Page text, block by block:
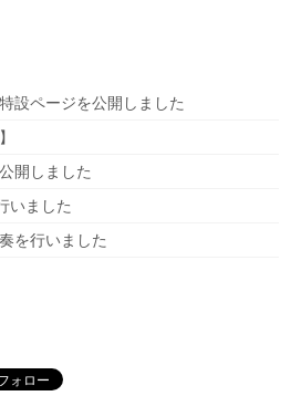
設ページを公開しました
開しました
いました
を行いました